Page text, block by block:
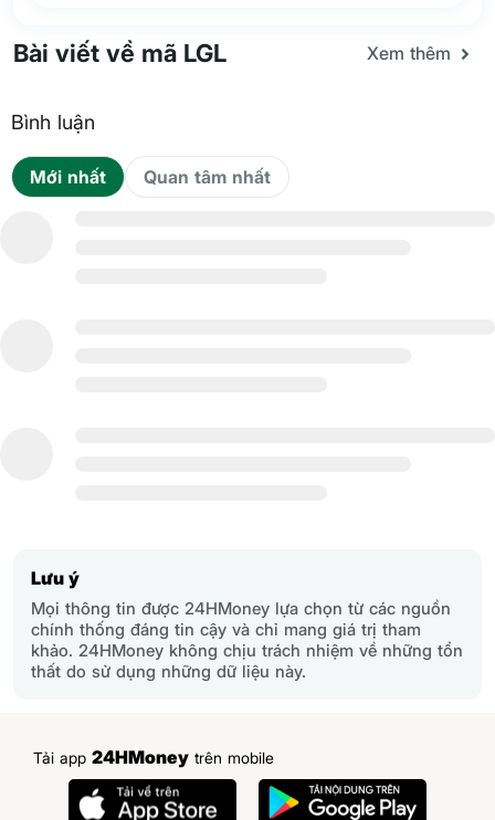
Bài viết về mã LGL Xem thêm
Bình luận
Quan tâm nhất
Mới nhất
Lưu ý
Mọi thông tin được 24HMoney lựa chọn từ các nguồn
chính thống đáng tin cậy và chỉ mang giá trị tham
khảo. 24HMoney không chịu trách nhiệm về những tổn
thất do sử dụng những dữ liệu này.
Tải app 24HMoney trên mobile